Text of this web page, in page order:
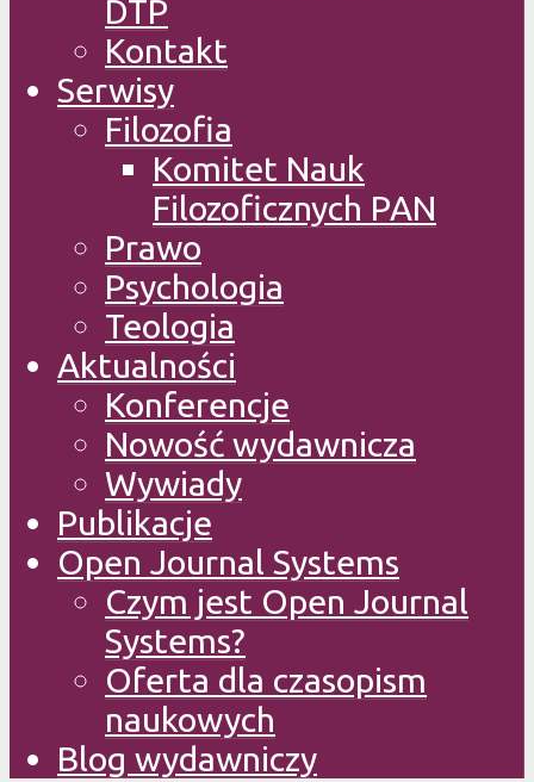
DTP
Kontakt
Serwisy
Filozofia
Komitet Nauk
Filozoficznych PAN
Prawo
Psychologia
Teologia
Aktualności
Konferencje
Nowość wydawnicza
Wywiady
Publikacje
Open Journal Systems
Czym jest Open Journal
Systems?
Oferta dla czasopism
naukowych
Blog wydawniczy